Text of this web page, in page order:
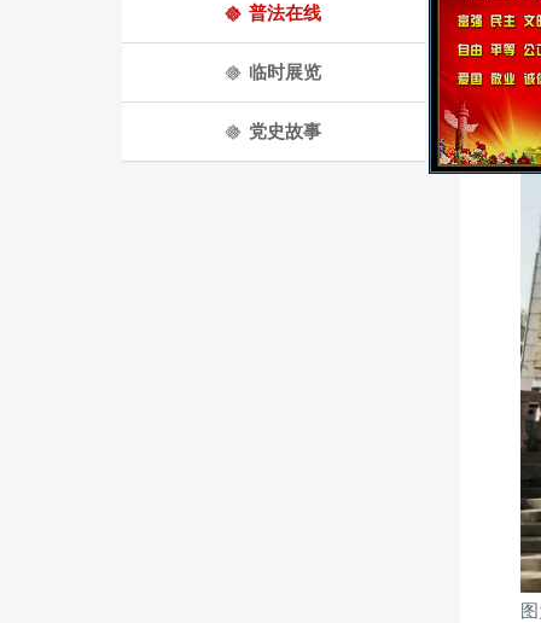
普法在线
临时展览
党史故事
“
亮的
心”国